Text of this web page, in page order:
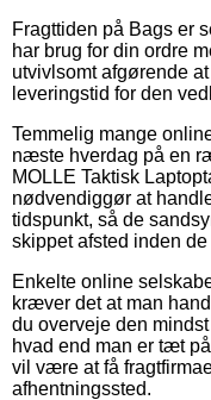
Fragttiden på Bags er
har brug for din ordre
utvivlsomt afgørende
leveringstid for den
Temmelig mange
næste hverdag på en
MOLLE Taktisk
nødvendiggør at
tidspunkt, så de
skippet afsted inden
Enkelte online
kræver det at man
du overveje den
hvad end man er tæt
vil være at få
afhentningssted.